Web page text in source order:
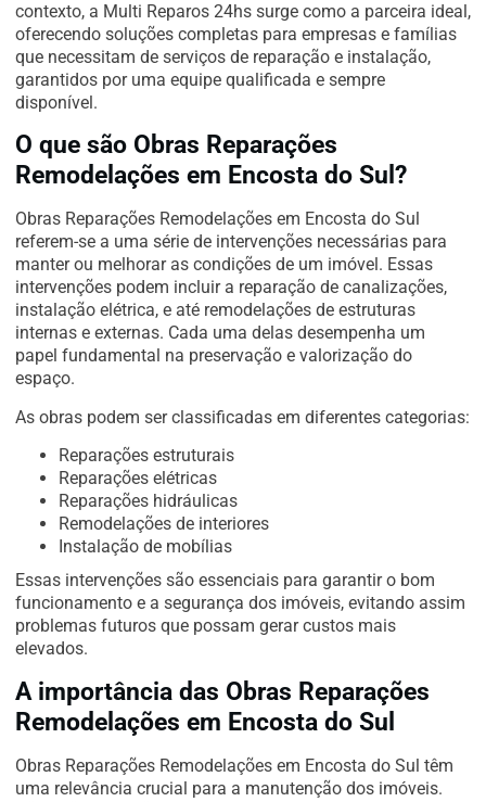
contexto, a Multi Reparos 24hs surge como a parceira ideal,
oferecendo soluções completas para empresas e famílias
que necessitam de serviços de reparação e instalação,
garantidos por uma equipe qualificada e sempre
disponível.
O que são Obras Reparações
Remodelações em Encosta do Sul?
Obras Reparações Remodelações em Encosta do Sul
referem-se a uma série de intervenções necessárias para
manter ou melhorar as condições de um imóvel. Essas
intervenções podem incluir a reparação de canalizações,
instalação elétrica, e até remodelações de estruturas
internas e externas. Cada uma delas desempenha um
papel fundamental na preservação e valorização do
espaço.
As obras podem ser classificadas em diferentes categorias:
Reparações estruturais
Reparações elétricas
Reparações hidráulicas
Remodelações de interiores
Instalação de mobílias
Essas intervenções são essenciais para garantir o bom
funcionamento e a segurança dos imóveis, evitando assim
problemas futuros que possam gerar custos mais
elevados.
A importância das Obras Reparações
Remodelações em Encosta do Sul
Obras Reparações Remodelações em Encosta do Sul têm
uma relevância crucial para a manutenção dos imóveis.